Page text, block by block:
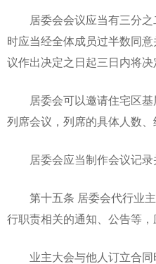
居委会会议应当有三分之
时应当经全体成员过半数同
议作出决定之日起三日内将决
居委会可以邀请住宅区基
列席会议，列席的具体人数、
居委会应当制作会议记录
第十五条 居委会代行业主
行职责相关的通知、公告等，
业主大会与他人订立合同